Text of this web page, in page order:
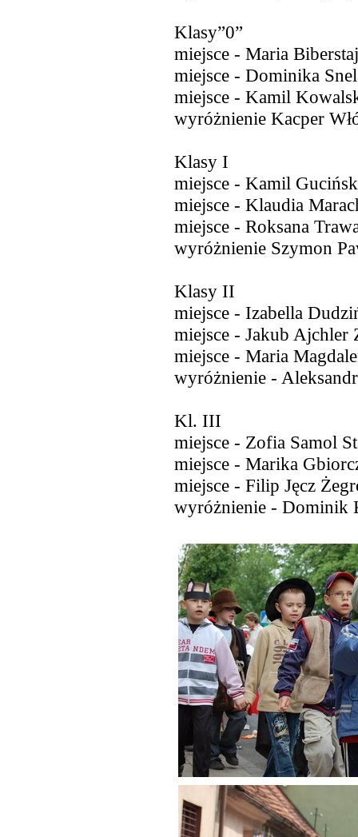
Klasy”0”
miejsce - Maria
miejsce - Dominika
miejsce - Kamil
wyróżnienie Kacper
Klasy I
miejsce - Kamil
miejsce - Klaudia
miejsce - Roksana
wyróżnienie Szymon
Klasy II
miejsce - Izabella
miejsce - Jakub Ajchler
miejsce - Maria
wyróżnienie -
Kl. III
miejsce - Zofia Samol
miejsce - Marika
miejsce - Filip Jęcz
wyróżnienie - Dominik